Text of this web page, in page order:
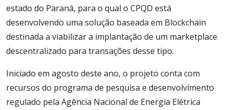
estado do Paraná, para o qual o CPQD está
desenvolvendo uma solução baseada em Blockchain
destinada a viabilizar a implantação de um marketplace
descentralizado para transações desse tipo.
Iniciado em agosto deste ano, o projeto conta com
recursos do programa de pesquisa e desenvolvimento
regulado pela Agência Nacional de Energia Elétrica